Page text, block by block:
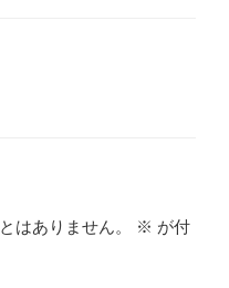
はありません。 ※ が付